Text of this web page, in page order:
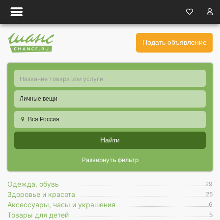
Подать объявление
Личные вещи
Вся Россия
Найти
Развернуть фильтр
Одежда, обувь 29
Здоровье и красота 25
Аксессуары, часы и украшения 6
Товары для детей 5